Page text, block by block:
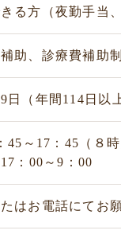
る方（夜勤手当
助、診療費補助
日（年間114日以
45～17：45（８
：00～9：00
はお電話にてお